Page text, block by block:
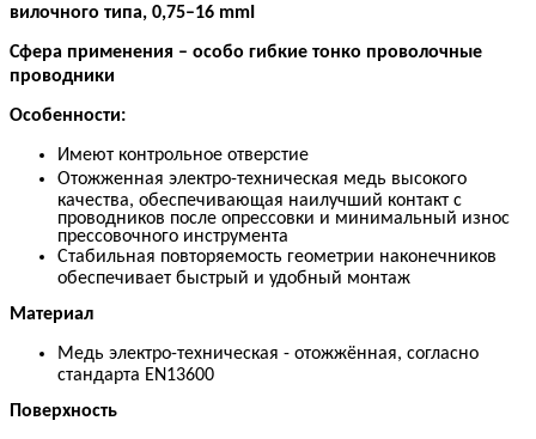
вилочного типа, 0,75–16 mm
Сфера применения – особо гибкие тонко проволочные
проводники
Особенности:
Имеют контрольное отверстие
Отожженная электро-техническая медь высокого
качества, обеспечивающая наилучший контакт с
проводников после опрессовки и минимальный износ
прессовочного инструмента
Стабильная повторяемость геометрии наконечников
обеспечивает быстрый и удобный монтаж
Материал
Медь электро-техническая - отожжённая, согласно
стандарта EN13600
Поверхность